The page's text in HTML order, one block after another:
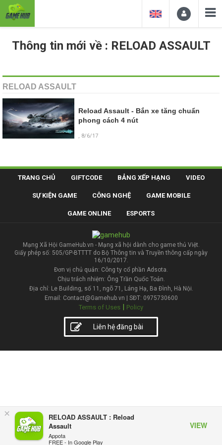
×
RELOAD ASSAULT : Reload
Assault
Appota
FREE - In Google Play
VIEW
Thông tin mới về : RELOAD ASSAULT
RELOAD ASSAULT
Reload Assault - Bắn xe tăng chuẩn
phong cách 4 nút
, 8/6/17
TRANG CHỦ GIFTCODE BẢNG XẾP HẠNG VIDEO
SỰ KIỆN GAME CÔNG NGHỆ GAME MOBILE
GAME ONLINE ESPORTS
Mạng Xã Hội GameHub.vn - Mạng xã hội dành cho game thủ Việt.
Giấy phép số: 505/GP-BTTTT do Bộ Thông tin và Truyền thông cấp ngày
16/10/2017.
Đơn vị chủ quản: Công ty cổ phần Adsota.
Chịu trách nhiệm: Ông Trần Quốc Toản.
Địa chỉ: Le Building, số 11, ngõ 71, Láng Hạ, Ba Đình, Hà Nội.
Email: Contact@Gamehub.vn | SĐT: 0975730600
Terms of Uses | Policy
Liên hệ đăng bài